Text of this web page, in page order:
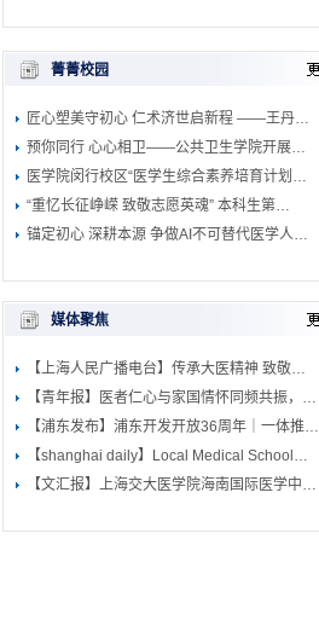
菁菁校园
匠心塑美守初心 仁术济世启新程 ——王丹…
预你同行 心心相卫——公共卫生学院开展…
医学院闵行校区“医学生综合素养培育计划…
“重忆长征峥嵘 致敬志愿英魂” 本科生第…
锚定初心 深耕本源 争做AI不可替代医学人…
媒体聚焦
【上海人民广播电台】传承大医精神 致敬…
【青年报】医者仁心与家国情怀同频共振，…
【浦东发布】浦东开发开放36周年｜一体推…
【shanghai daily】Local Medical School…
【文汇报】上海交大医学院海南国际医学中…